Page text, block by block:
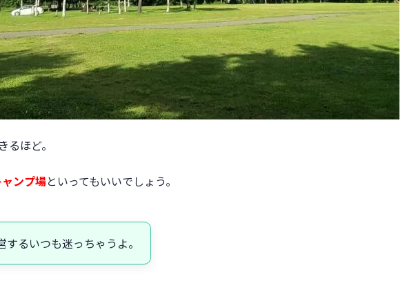
ほど。
ンプ場といってもいいでしょう。
るいつも迷っちゃうよ。